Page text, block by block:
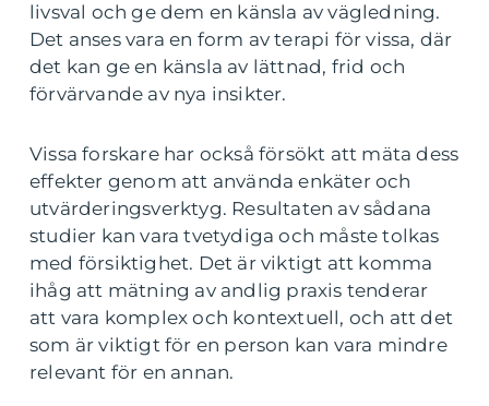
livsval och ge dem en känsla av vägledning.
Det anses vara en form av terapi för vissa, där
det kan ge en känsla av lättnad, frid och
förvärvande av nya insikter.
Vissa forskare har också försökt att mäta dess
effekter genom att använda enkäter och
utvärderingsverktyg. Resultaten av sådana
studier kan vara tvetydiga och måste tolkas
med försiktighet. Det är viktigt att komma
ihåg att mätning av andlig praxis tenderar
att vara komplex och kontextuell, och att det
som är viktigt för en person kan vara mindre
relevant för en annan.